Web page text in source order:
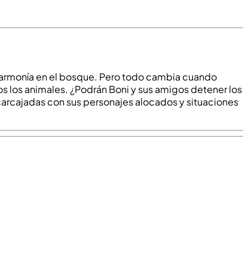
en el bosque. Pero todo cambia cuando
animales. ¿Podrán Boni y sus amigos detener los
con sus personajes alocados y situaciones